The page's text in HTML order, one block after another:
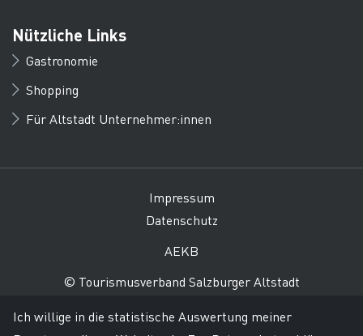
Nützliche Links
Gastronomie
Shopping
Für Altstadt Unternehmer:innen
Impressum
Datenschutz
AEKB
© Tourismusverband Salzburger Altstadt
Ich willige in die statistische Auswertung meiner